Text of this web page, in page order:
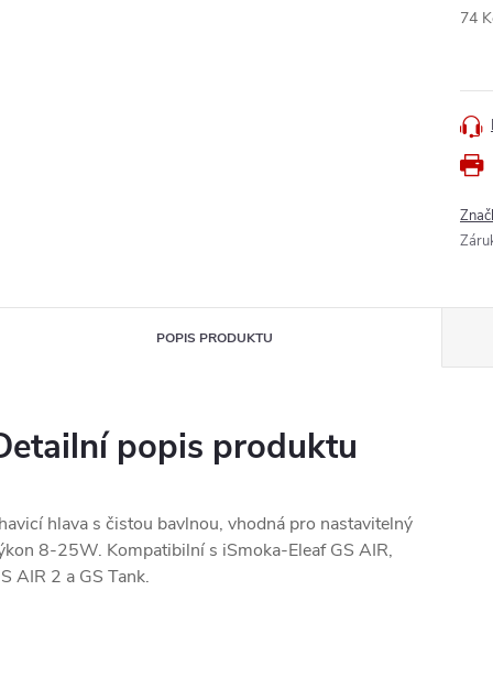
74
POPIS PRODUKTU
popis produktu
hlava s čistou bavlnou, vhodná pro nastavitelný
8-25W. Kompatibilní s iSmoka-Eleaf GS AIR,
AIR 2 a GS Tank.